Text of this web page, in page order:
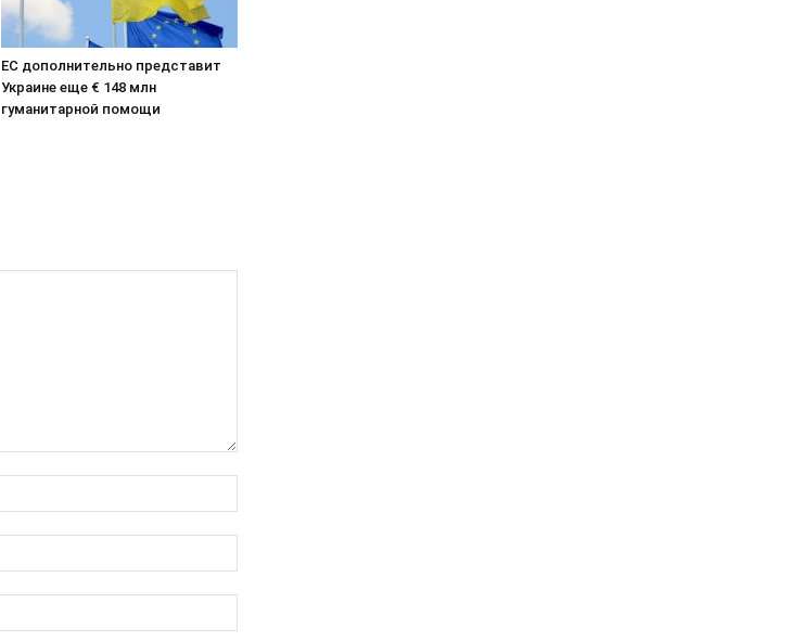
ЕС дополнительно представит
Украине еще € 148 млн
гуманитарной помощи